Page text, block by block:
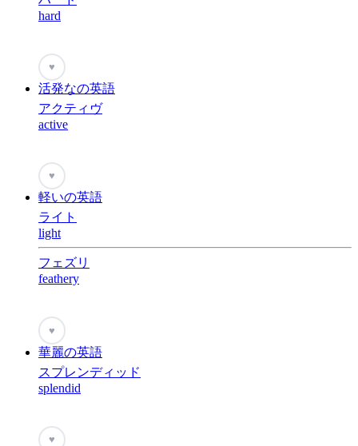
hard
♥
活発なの英語
アクティヴ
active
♥
軽いの英語
ライト
light
フェズリ
feathery
♥
華麗の英語
スプレンディッド
splendid
♥